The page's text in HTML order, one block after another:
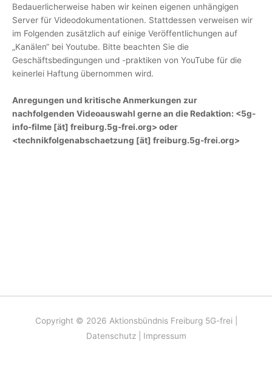
Bedauerlicherweise haben wir keinen eigenen unhängigen
Server für Videodokumentationen. Stattdessen verweisen wir
im Folgenden zusätzlich auf einige Veröffentlichungen auf
„Kanälen“ bei Youtube. Bitte beachten Sie die
Geschäftsbedingungen und -praktiken von YouTube für die
keinerlei Haftung übernommen wird.
Anregungen und kritische Anmerkungen zur
nachfolgenden Videoauswahl gerne an die Redaktion: <5g-
info-filme [ät] freiburg.5g-frei.org> oder
<technikfolgenabschaetzung [ät] freiburg.5g-frei.org>
Copyright © 2026 Aktionsbündnis Freiburg 5G-frei|
Datenschutz| Impressum